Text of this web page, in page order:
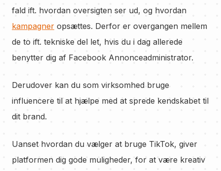
fald ift. hvordan oversigten ser ud, og hvordan
kampagner opsættes. Derfor er overgangen mellem
de to ift. tekniske del let, hvis du i dag allerede
benytter dig af Facebook Annonceadministrator.
Derudover kan du som virksomhed bruge
influencere til at hjælpe med at sprede kendskabet til
dit brand.
Uanset hvordan du vælger at bruge TikTok, giver
platformen dig gode muligheder, for at være kreativ